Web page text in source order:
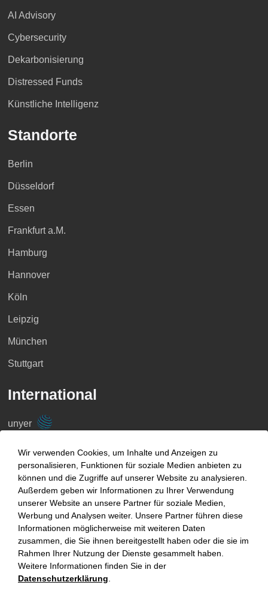
AI Advisory
Cybersecurity
Dekarbonisierung
Distressed Funds
Künstliche Intelligenz
Standorte
Berlin
Düsseldorf
Essen
Frankfurt a.M.
Hamburg
Hannover
Köln
Leipzig
München
Stuttgart
International
unyer
China
Großbritannien
Indien
Indonesien
Malaysia
Myanmar
Wir verwenden Cookies, um Inhalte und Anzeigen zu
personalisieren, Funktionen für soziale Medien anbieten zu
können und die Zugriffe auf unserer Website zu analysieren.
Außerdem geben wir Informationen zu Ihrer Verwendung
unserer Website an unsere Partner für soziale Medien,
Werbung und Analysen weiter. Unsere Partner führen diese
Informationen möglicherweise mit weiteren Daten
zusammen, die Sie ihnen bereitgestellt haben oder die sie im
Rahmen Ihrer Nutzung der Dienste gesammelt haben.
Weitere Informationen finden Sie in der
Datenschutzerklärung